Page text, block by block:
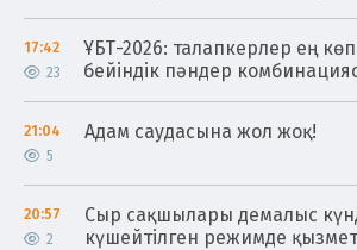
17:42
23
ҰБТ-2026: талапкерлер ең
бейіндік пәндер
21:04
5
Адам саудасына жол жоқ!
20:57
2
Сыр сақшылары демалыс
күшейтілген режимде